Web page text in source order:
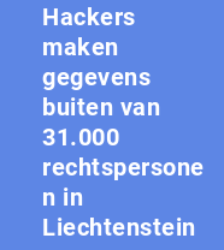
Hackers
maken
gegevens
buiten van
31.000
rechtspersone
n in
Liechtenstein